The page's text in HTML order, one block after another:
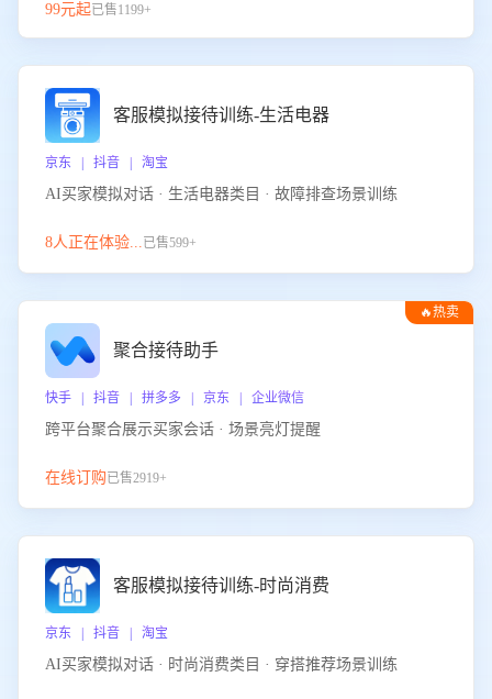
服能力。
99元起已售1199+
客服模拟接待训练-生活电器
京东 | 抖音 | 淘宝
AI买家模拟对话 · 生活电器类目 · 故障排查场景训练
8人正在体验...已售599+
🔥热卖
聚合接待助手
快手 | 抖音 | 拼多多 | 京东 | 企业微信
跨平台聚合展示买家会话 · 场景亮灯提醒
在线订购已售2919+
客服模拟接待训练-时尚消费
京东 | 抖音 | 淘宝
AI买家模拟对话 · 时尚消费类目 · 穿搭推荐场景训练